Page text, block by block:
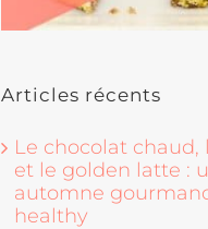
Articles récents
Le chocolat chaud,
et le golden latte :
automne
healthy